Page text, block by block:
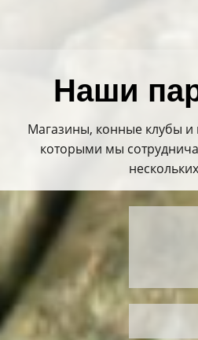
Наши
Магазины, конные клубы
которыми мы